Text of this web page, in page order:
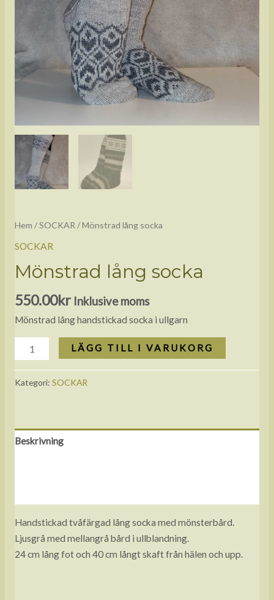
Hem /SOCKAR / Mönstrad lång socka
SOCKAR
Mönstrad lång socka
550.00kr Inklusive moms
Mönstrad lång handstickad socka i ullgarn
LÄGG TILL I VARUKORG
Kategori: SOCKAR
Beskrivning
Handstickad tvåfärgad lång socka med mönsterbård.
Ljusgrå med mellangrå bård i ullblandning.
24 cm lång fot och 40 cm långt skaft från hälen och upp.